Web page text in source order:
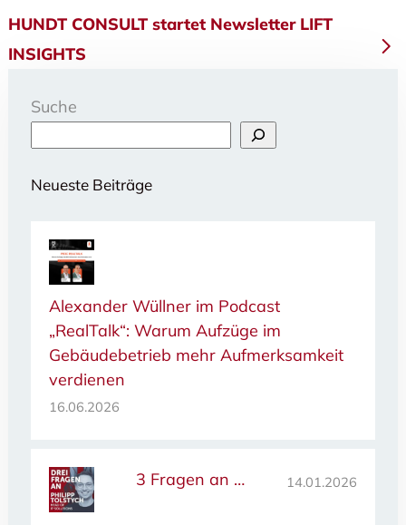
HUNDT CONSULT startet Newsletter LIFT
INSIGHTS
Suche
Neueste Beiträge
Alexander Wüllner im Podcast
„RealTalk“: Warum Aufzüge im
Gebäudebetrieb mehr Aufmerksamkeit
verdienen
16.06.2026
3 Fragen an … 14.01.2026